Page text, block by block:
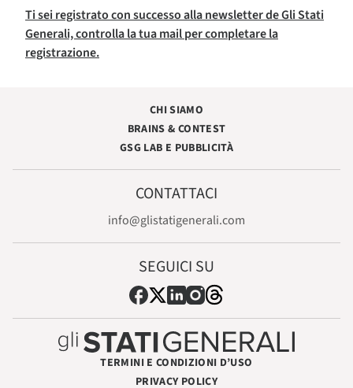
Ti sei registrato con successo alla newsletter de Gli Stati
Generali, controlla la tua mail per completare la
registrazione.
CHI SIAMO
BRAINS & CONTEST
GSG LAB E PUBBLICITÀ
CONTATTACI
info@glistatigenerali.com
SEGUICI SU
TERMINI E CONDIZIONI D’USO
PRIVACY POLICY